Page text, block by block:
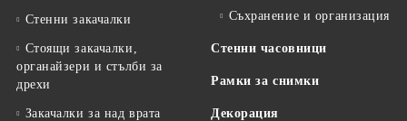
Стенни закачалки
Стоящи закачалки,
органайзери и стълби за
дрехи
Закачалки за над врата
Съхранение и организация
Стенни часовници
Рамки за снимки
Декорация